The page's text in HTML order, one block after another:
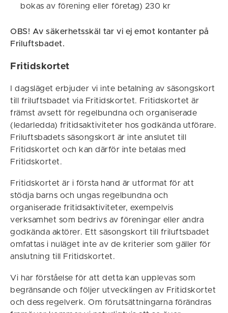
bokas av förening eller företag) 230 kr
OBS! Av säkerhetsskäl tar vi ej emot kontanter på
Friluftsbadet.
Fritidskortet
I dagsläget erbjuder vi inte betalning av säsongskort
till friluftsbadet via Fritidskortet. Fritidskortet är
främst avsett för regelbundna och organiserade
(ledarledda) fritidsaktiviteter hos godkända utförare.
Friluftsbadets säsongskort är inte anslutet till
Fritidskortet och kan därför inte betalas med
Fritidskortet.
Fritidskortet är i första hand är utformat för att
stödja barns och ungas regelbundna och
organiserade fritidsaktiviteter, exempelvis
verksamhet som bedrivs av föreningar eller andra
godkända aktörer. Ett säsongskort till friluftsbadet
omfattas i nuläget inte av de kriterier som gäller för
anslutning till Fritidskortet.
Vi har förståelse för att detta kan upplevas som
begränsande och följer utvecklingen av Fritidskortet
och dess regelverk. Om förutsättningarna förändras